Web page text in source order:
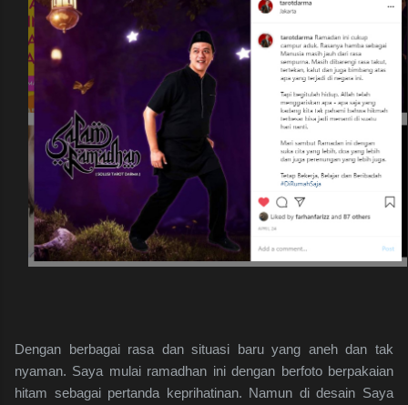
Dengan berbagai rasa dan situasi baru yang aneh dan tak
nyaman. Saya mulai ramadhan ini dengan berfoto berpakaian
hitam sebagai pertanda keprihatinan. Namun di desain Saya